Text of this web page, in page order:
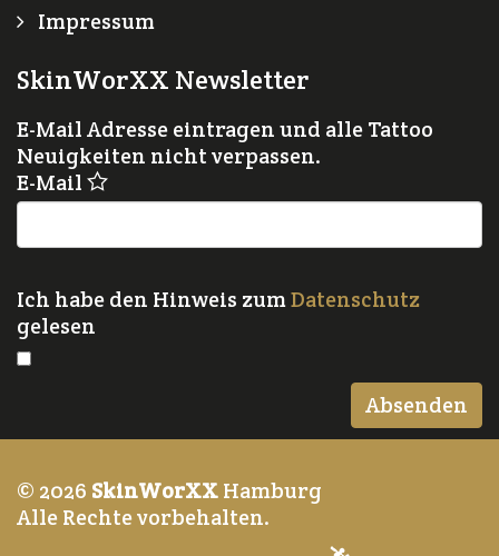
Impressum
SkinWorXX Newsletter
E-Mail Adresse eintragen und alle Tattoo
Neuigkeiten nicht verpassen.
E-Mail
Ich habe den Hinweis zumDatenschutz
gelesen
© 2026 SkinWorXX Hamburg
Alle Rechte vorbehalten.